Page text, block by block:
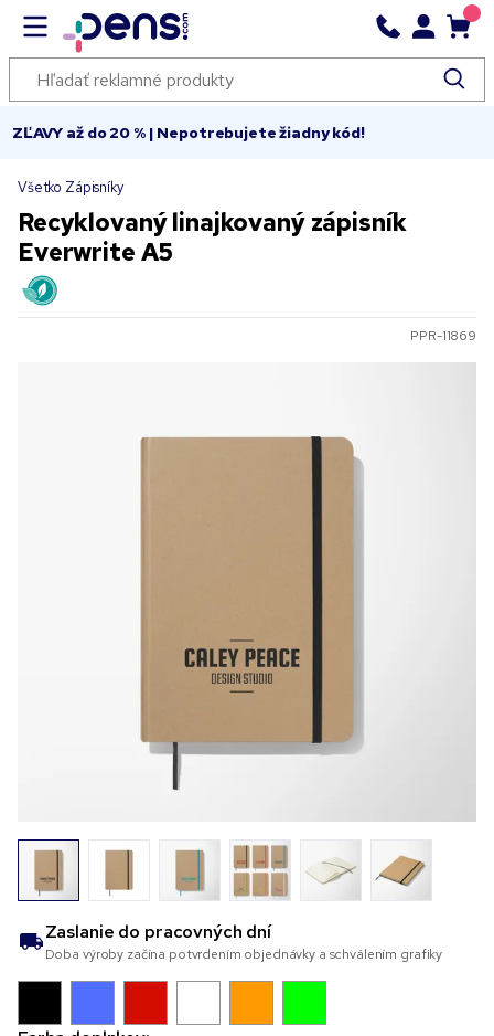
ZĽAVY až do 20 % | Nepotrebujete žiadny kód!
Všetko Zápisníky
Recyklovaný linajkovaný zápisník
Everwrite A5
PPR-11869
Zaslanie do pracovných dní
Doba výroby začína potvrdením objednávky a schválením grafiky